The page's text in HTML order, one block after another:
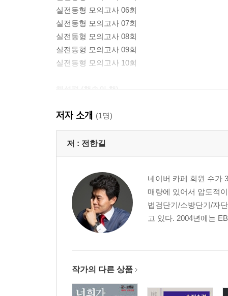
실전동형 모의고사 06회
실전동형 모의고사 07회
실전동형 모의고사 08회
실전동형 모의고사 09회
실전동형 모의고사 10회
해설편 (책속의 책)
정답 및 해설
저자 소개 (1명)
저 : 전한길
네이버 카페 회원 수가
매량에 있어서 압도적
법검단기/소방단기/자
고 있다. 2004년에는
작가의 다른 상품